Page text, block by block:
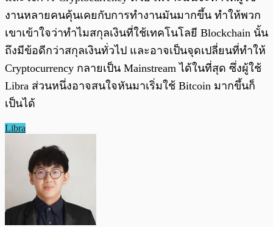
งานหลายคนคุ้นเคยกับการทำงานมันมากขึ้น ทำให้พวก
เขาเข้าใจว่าทำไมสกุลเงินที่ใช้เทคโนโลยี Blockchain นั้น
ถึงมีข้อดีกว่าสกุลเงินทั่วไป และอาจเป็นจุดเปลี่ยนที่ทำให้
Cryptocurrency กลายเป็น Mainstream ได้ในที่สุด ซึ่งผู้ใช้
Libra ส่วนหนึ่งอาจสนใจหันมาเริ่มใช้ Bitcoin มากขึ้นก็
เป็นได้
Libra